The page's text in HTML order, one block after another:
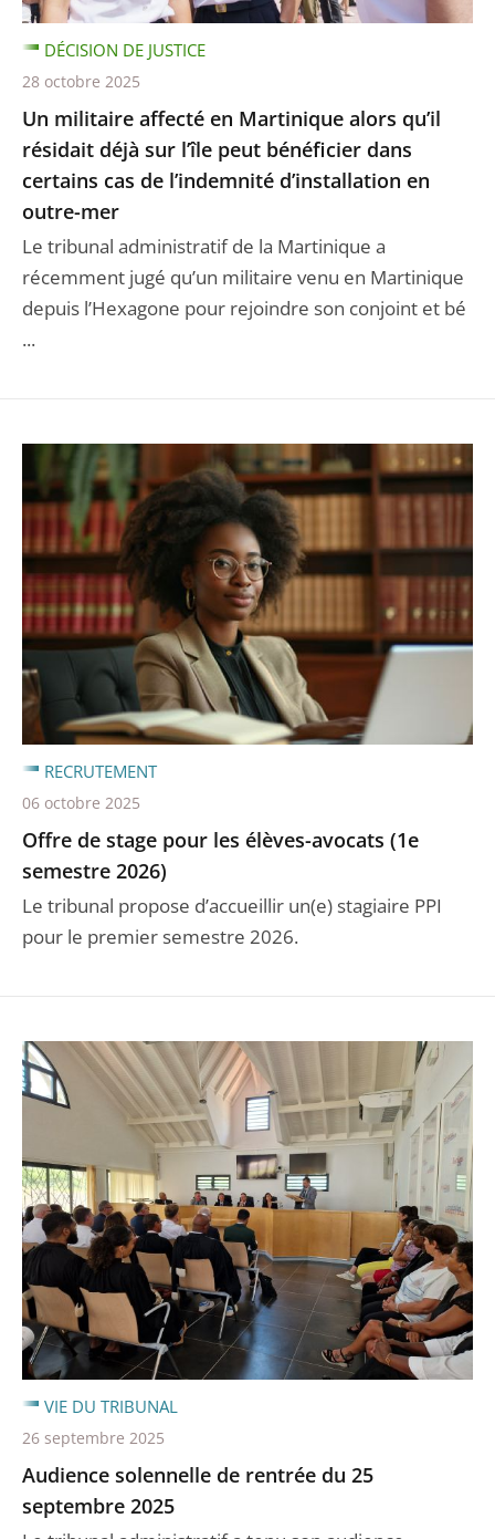
Un militaire affecté en Martinique alors qu’il
résidait déjà sur l’île peut bénéficier dans
certains cas de l’indemnité d’installation en
outre-mer
Le tribunal administratif de la Martinique a
récemment jugé qu’un militaire venu en Martinique
depuis l’Hexagone pour rejoindre son conjoint et bé
...
DÉCISION DE JUSTICE
28 octobre 2025
Offre de stage pour les élèves-avocats (1e
semestre 2026)
Le tribunal propose d’accueillir un(e) stagiaire PPI
pour le premier semestre 2026.
RECRUTEMENT
06 octobre 2025
Audience solennelle de rentrée du 25
septembre 2025
VIE DU TRIBUNAL
26 septembre 2025